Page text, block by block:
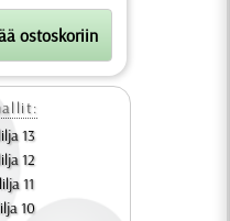
13
12
11
10